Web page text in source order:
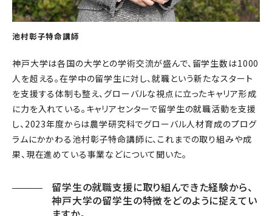
池村彰子特命講師
神戸大学は各国の大学との学術交流が盛んで、留学生数は1000
人を超える。在学中の留学生に対し、就職という新たなスタート
を支援する体制も整え、グローバルな視点に立ったキャリア形成
に力を入れている。キャリアセンターで留学生の就職活動を支援
し、2023年度からは農学研究科でグローバル人材育成のプログ
ラムにかかわる池村彰子特命講師に、これまでの取り組みや成
果、現在進めている事業などについて聞いた。
留学生の就職支援に取り組んできた経験から、
神戸大学の留学生の特徴をどのように捉えてい